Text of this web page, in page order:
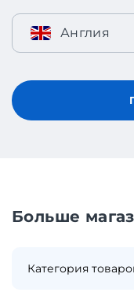
Англия
Больше